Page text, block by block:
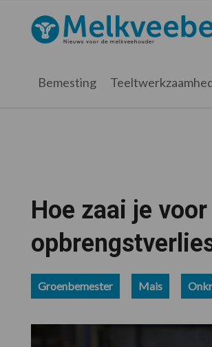
hoofdnavigatie
hoofd
eerste
voettekst
Melkveebedrijf.nl
Bemesting
Hoe zaai je
Groenbemester Mais